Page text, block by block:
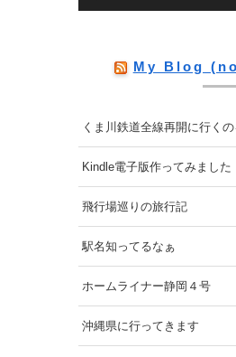
My Blog
くま川鉄道全線再開に行く
Kindle電子版作ってみました
飛行場巡りの旅行記
駅名知ってるなぁ
ホームライナー静岡４号
沖縄県に行ってきます